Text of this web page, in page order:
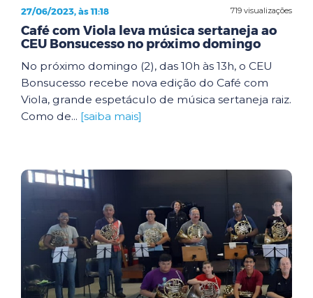
719 visualizações
27/06/2023, às 11:18
Café com Viola leva música sertaneja ao
CEU Bonsucesso no próximo domingo
No próximo domingo (2), das 10h às 13h, o CEU
Bonsucesso recebe nova edição do Café com
Viola, grande espetáculo de música sertaneja raiz.
Como de... [saiba mais]